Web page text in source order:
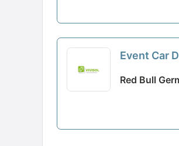
Event Car
Red Bull